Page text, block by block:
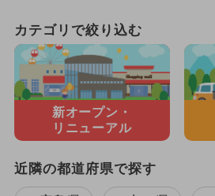
カテゴリで絞り込む
新オープン・
リニューアル
近隣の都道府県で探す